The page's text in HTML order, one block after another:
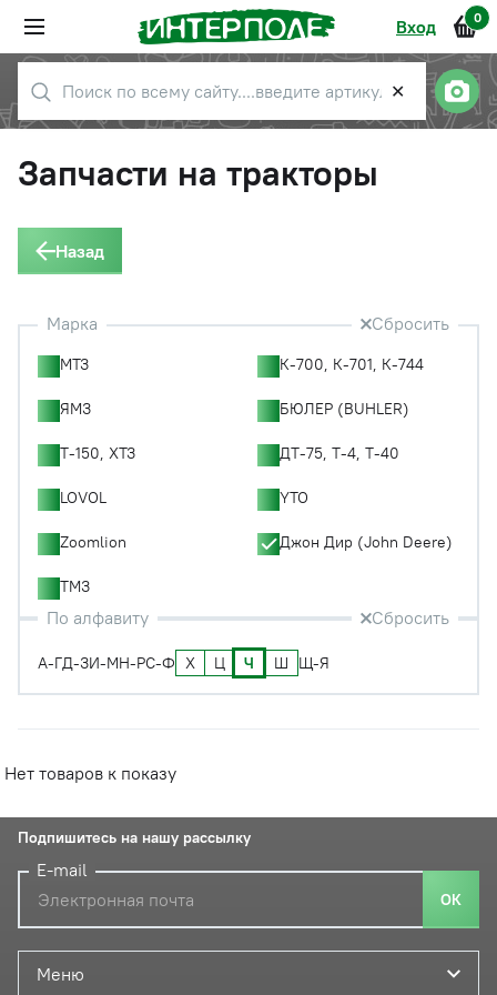
Вход 0
✕
Запчасти на тракторы
Назад
Марка Сбросить
МТЗ К-700, К-701, К-744
ЯМЗ БЮЛЕР (BUHLER)
Т-150, ХТЗ ДТ-75, Т-4, Т-40
LOVOL YTO
Zoomlion Джон Дир (John Deere)
ТМЗ
По алфавиту Сбросить
А-ГД-ЗИ-МН-РС-Ф Х Ц Ч Ш Щ-Я
Нет товаров к показу
Меню
Подпишитесь на нашу рассылку
E-mail
ОК